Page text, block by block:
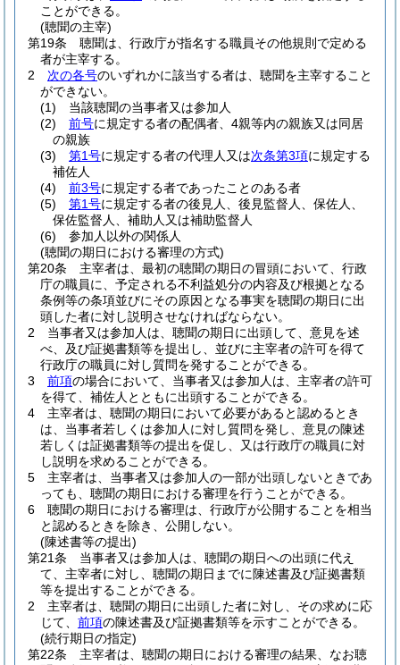
ことができる。
(聴聞の主宰)
第19条
聴聞は、行政庁が指名する職員その他規則で定める
者が主宰する。
2
次の各号のいずれかに該当する者は、聴聞を主宰すること
ができない。
(1)
当該聴聞の当事者又は参加人
(2)
前号に規定する者の配偶者、4親等内の親族又は同居
の親族
(3)
第1号に規定する者の代理人又は次条第3項に規定する
補佐人
(4)
前3号に規定する者であったことのある者
(5)
第1号に規定する者の後見人、後見監督人、保佐人、
保佐監督人、補助人又は補助監督人
(6)
参加人以外の関係人
(聴聞の期日における審理の方式)
第20条
主宰者は、最初の聴聞の期日の冒頭において、行政
庁の職員に、予定される不利益処分の内容及び根拠となる
条例等の条項並びにその原因となる事実を聴聞の期日に出
頭した者に対し説明させなければならない。
2
当事者又は参加人は、聴聞の期日に出頭して、意見を述
べ、及び証拠書類等を提出し、並びに主宰者の許可を得て
行政庁の職員に対し質問を発することができる。
3
前項の場合において、当事者又は参加人は、主宰者の許可
を得て、補佐人とともに出頭することができる。
4
主宰者は、聴聞の期日において必要があると認めるとき
は、当事者若しくは参加人に対し質問を発し、意見の陳述
若しくは証拠書類等の提出を促し、又は行政庁の職員に対
し説明を求めることができる。
5
主宰者は、当事者又は参加人の一部が出頭しないときであ
っても、聴聞の期日における審理を行うことができる。
6
聴聞の期日における審理は、行政庁が公開することを相当
と認めるときを除き、公開しない。
(陳述書等の提出)
第21条
当事者又は参加人は、聴聞の期日への出頭に代え
て、主宰者に対し、聴聞の期日までに陳述書及び証拠書類
等を提出することができる。
2
主宰者は、聴聞の期日に出頭した者に対し、その求めに応
じて、 前項の陳述書及び証拠書類等を示すことができる。
(続行期日の指定)
第22条
主宰者は、聴聞の期日における審理の結果、なお聴